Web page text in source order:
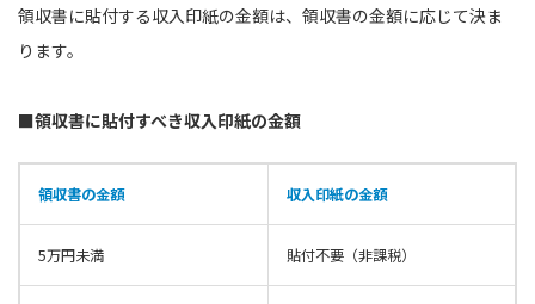
領収書に貼付する収入印紙の金額は、領収書の金額に応じて決ま
ります。
■領収書に貼付すべき収入印紙の金額
領収書の金額 収入印紙の金額
5万円未満 貼付不要（非課税）